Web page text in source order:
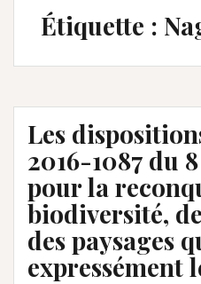
Étiquette :
Les
2016-1087 du
pour la
biodiversité,
des paysages
expressément